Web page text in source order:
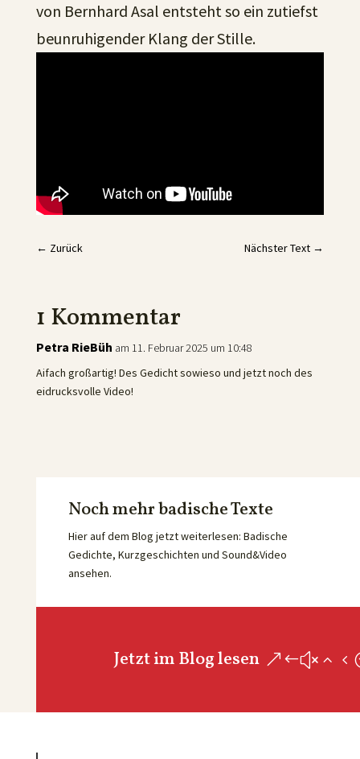
von Bernhard Asal entsteht so ein zutiefst
beunruhigender Klang der Stille.
← Zurück Nächster Text →
1 Kommentar
Petra RieBüh am 11. Februar 2025 um 10:48
Aifach großartig! Des Gedicht sowieso und jetzt noch des
eidrucksvolle Video!
Noch mehr badische Texte
Hier auf dem Blog jetzt weiterlesen: Badische
Gedichte, Kurzgeschichten und Sound&Video
ansehen.
Jetzt im Blog lesen